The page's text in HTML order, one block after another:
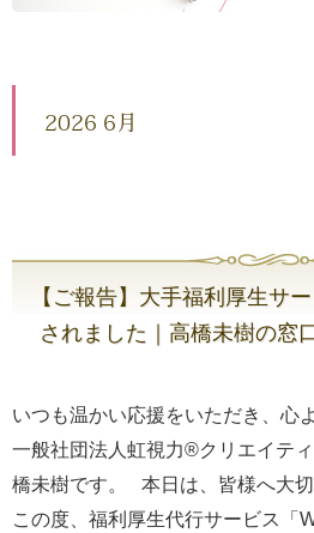
2026 6月
【ご報告】大手福利厚生サ
されました｜高橋未樹の窓
いつも温かい応援をいただき、心
一般社団法人虹視力®︎クリエイテ
橋未樹です。 本日は、皆様へ大切
この度、福利厚生代行サービス「